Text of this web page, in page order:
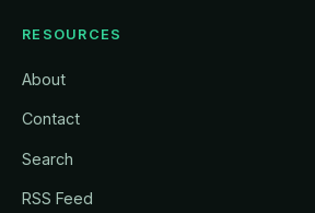
RESOURCES
About
Contact
Search
RSS Feed